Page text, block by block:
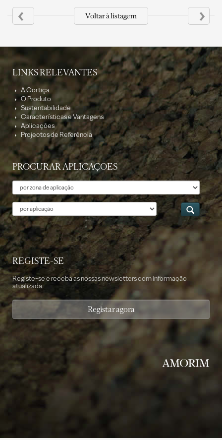
‹ Voltar à listagem ›
LINKS RELEVANTES
A Cortiça
O Produto
Sustentabilidade
Características e Vantagens
Aplicações
Projectos de Referência
PROCURAR APLICAÇÕES
Tema
Aplicação
REGISTE-SE
Registe-se e receba as nossas newsletters com informação
atualizada.
Registar agora